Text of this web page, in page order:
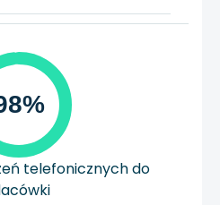
telefonicznych do